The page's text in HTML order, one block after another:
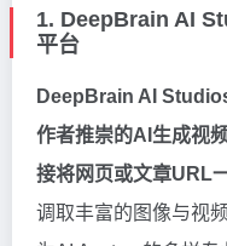
1. DeepBrain AI
平台
DeepBrain AI
作者推崇的AI生成视
接将网页或文章URL
调取丰富的图像与视